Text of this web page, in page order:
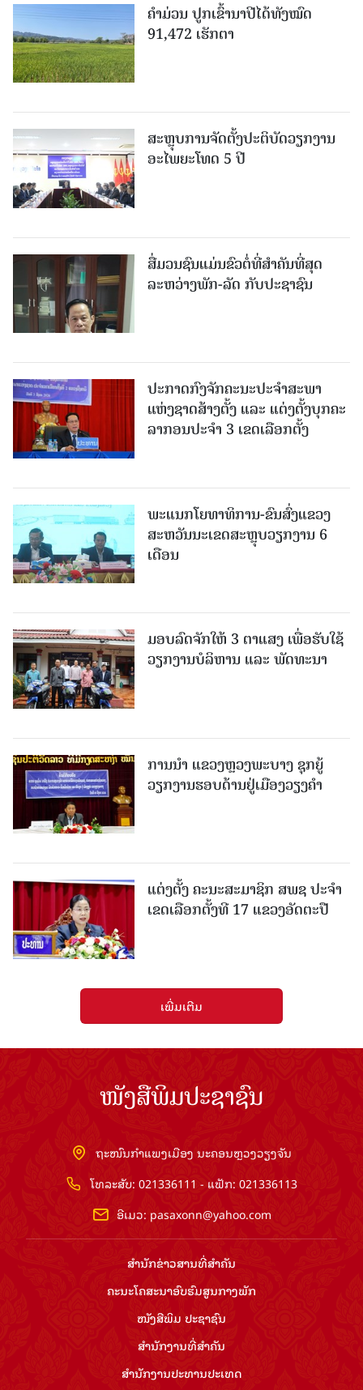
ຄໍາມ່ວນ ປູກເຂົ້ານາປີໄດ້ທັງໝົດ
91,472 ເຮັກຕາ
ສະຫຼຸບການຈັດຕັ້ງປະຕິບັດວຽກງານ
ອະໄພຍະໂທດ 5 ປີ
ສື່ມວນຊົນແມ່ນຂົວຕໍ່ທີ່ສໍາຄັນທີ່ສຸດ
ລະຫວ່າງພັກ-ລັດ ກັບປະຊາຊົນ
ປະກາດກົງຈັກຄະນະປະຈໍາສະພາ
ແຫ່ງຊາດສ້າງຕັ້ງ ແລະ ແຕ່ງຕັ້ງບຸກຄະ
ລາກອນປະຈໍາ 3 ເຂດເລືອກຕັ້ງ
ພະແນກໂຍທາທິການ-ຂົນສົ່ງແຂວງ
ສະຫວັນນະເຂດສະຫຼຸບວຽກງານ 6
ເດືອນ
ມອບລົດຈັກໃຫ້ 3 ຕາແສງ ເພື່ອຮັບໃຊ້
ວຽກງານບໍລິຫານ ແລະ ພັດທະນາ
ການນຳ ແຂວງຫຼວງພະບາງ ຊຸກຍູ້
ວຽກງານຮອບດ້ານຢູ່ເມືອງວຽງຄໍາ
ແຕ່ງຕັ້ງ ຄະນະສະມາຊິກ ສພຊ ປະຈຳ
ເຂດເລືອກຕັ້ງທີ 17 ແຂວງອັດຕະປື
ເພີ່ມເຕີມ
ໜັງສືພິມປະຊາຊົນ
ຖະໜົນກຳແພງເມືອງ ນະຄອນຫຼວງວຽງຈັນ
ໂທລະສັບ: 021336111 - ແຟັກ: 021336113
ອີເມວ: pasaxonn@yahoo.com
ສຳ​ນັກ​ຂ່າວ​ສານ​ທີ່​ສຳ​ຄັນ​
ຄະນະໂຄສະນາອົບຮົມ​ສູນ​ກາງ​ພັກ
ໜັງສືພິມ ປະ​ຊາ​ຊົນ
ສຳ​ນັກ​ງານ​ທີ່​ສຳ​ຄັນ
ສຳ​ນັກ​ງານ​ປະ​ທານ​ປະ​ເທດ